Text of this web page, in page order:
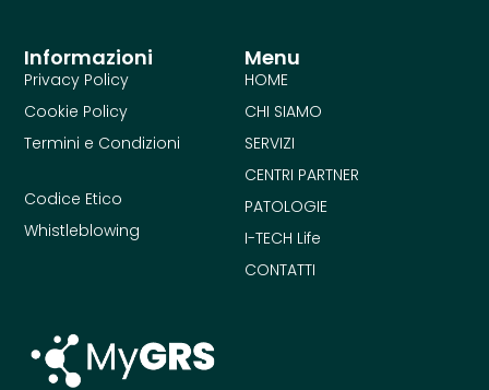
Menu
HOME
CHI SIAMO
SERVIZI
CENTRI PARTNER
PATOLOGIE
I-TECH Life
CONTATTI
Informazioni
Privacy Policy
Cookie Policy
Termini e Condizioni
Codice Etico
Whistleblowing